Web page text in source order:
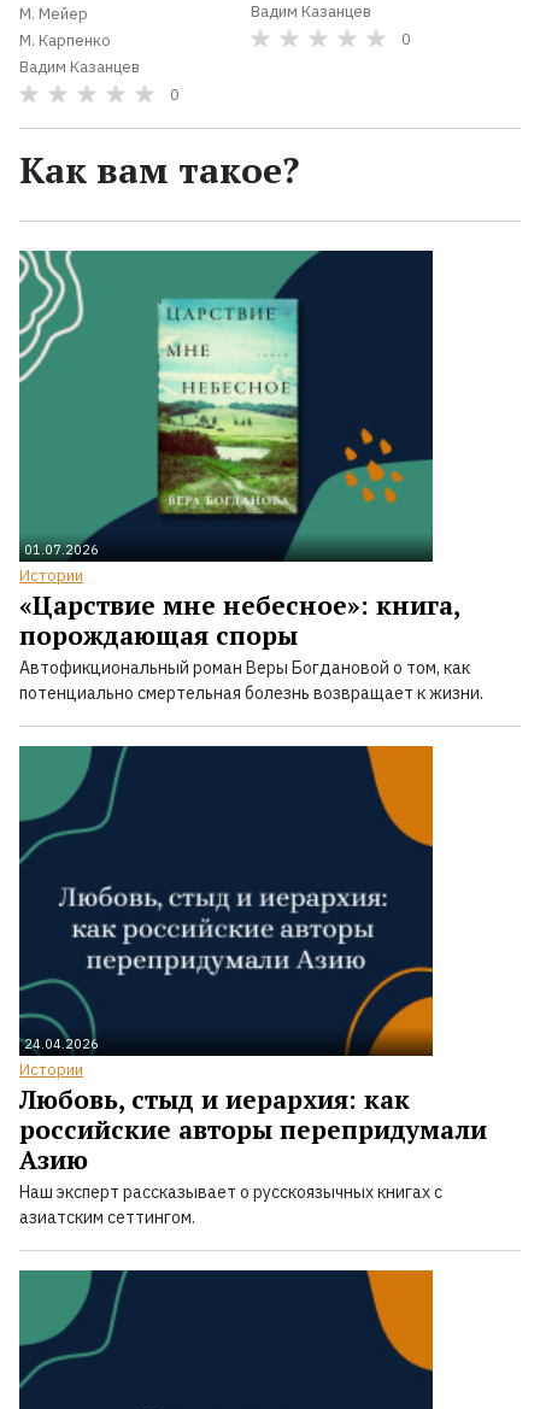
М. Мейер
М. Карпенко
Вадим Казанцев
0
Вадим Казанцев
0
Как вам такое?
01.07.2026
Истории
«Царствие мне небесное»: книга,
порождающая споры
Автофикциональный роман Веры Богдановой о том, как
потенциально смертельная болезнь возвращает к жизни.
24.04.2026
Истории
Любовь, стыд и иерархия: как
российские авторы перепридумали
Азию
Наш эксперт рассказывает о русскоязычных книгах с
азиатским сеттингом.